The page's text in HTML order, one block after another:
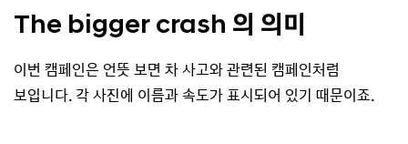
The bigger crash 의 의미
이번 캠페인은 언뜻 보면 차 사고와 관련된 캠페인처럼
보입니다. 각 사진에 이름과 속도가 표시되어 있기 때문이죠.